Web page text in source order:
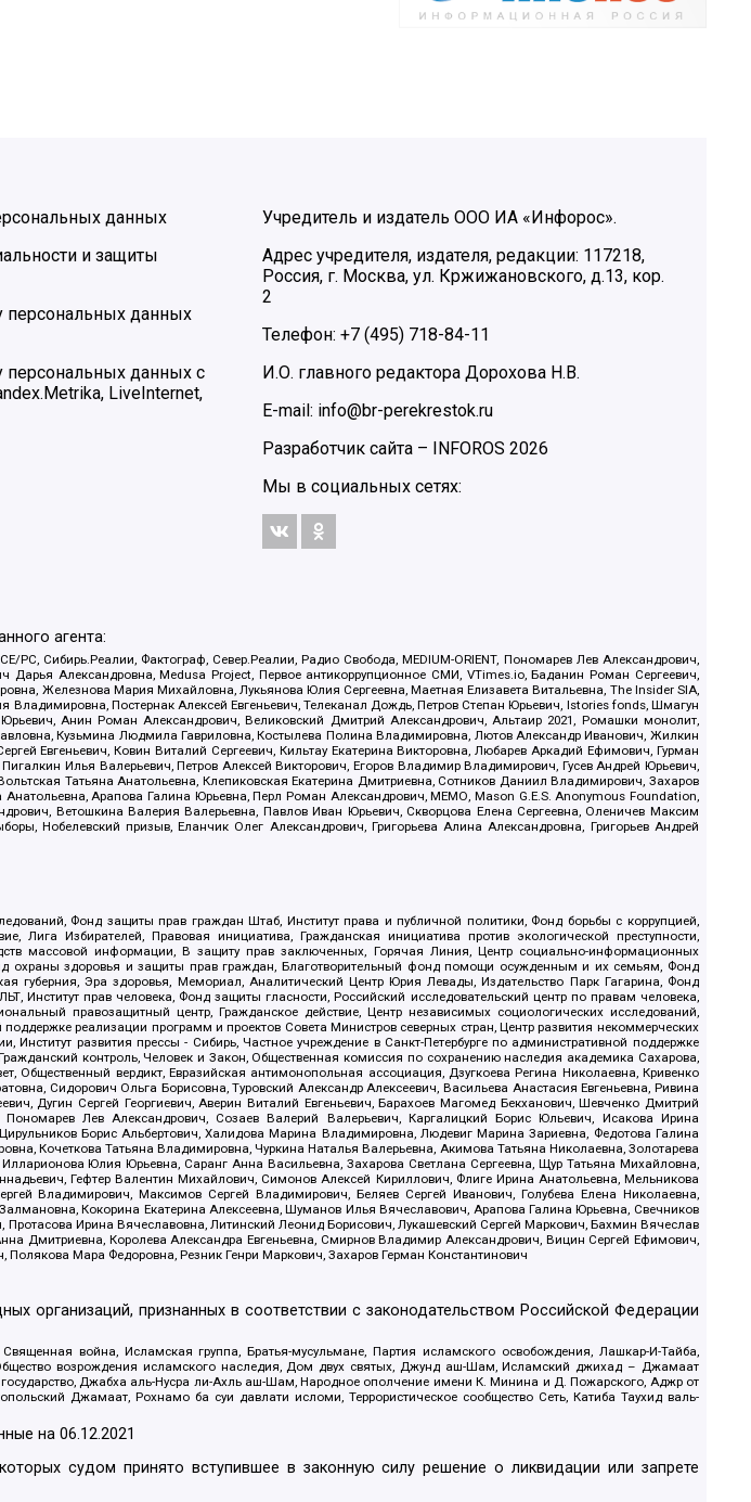
данных
и защиты
персональных данных
персональных данных с
LiveInternet,
Учредитель и издатель ООО ИА «Инфорос».
Адрес учредителя, издателя, редакции: 117218,
Россия, г. Москва, ул. Кржижановского, д.13, кор.
2
Телефон: +7 (495) 718-84-11
И.О. главного редактора Дорохова Н.В.
E-mail: info@br-perekrestok.ru
Разработчик сайта – INFOROS 2026
Мы в социальных сетях:
агента:
Сибирь.Реалии, Фактограф, Север.Реалии, Радио Свобода, MEDIUM-ORIENT, Пономарев Лев Александрович,
Александровна, Medusa Project, Первое антикоррупционное СМИ, VTimes.io, Баданин Роман Сергеевич,
Железнова Мария Михайловна, Лукьянова Юлия Сергеевна, Маетная Елизавета Витальевна, The Insider SIA,
Постернак Алексей Евгеньевич, Телеканал Дождь, Петров Степан Юрьевич, Istories fonds, Шмагун
Анин Роман Александрович, Великовский Дмитрий Александрович, Альтаир 2021, Ромашки монолит,
Кузьмина Людмила Гавриловна, Костылева Полина Владимировна, Лютов Александр Иванович, Жилкин
Евгеньевич, Ковин Виталий Сергеевич, Кильтау Екатерина Викторовна, Любарев Аркадий Ефимович, Гурман
Илья Валерьевич, Петров Алексей Викторович, Егоров Владимир Владимирович, Гусев Андрей Юрьевич,
Татьяна Анатольевна, Клепиковская Екатерина Дмитриевна, Сотников Даниил Владимирович, Захаров
Арапова Галина Юрьевна, Перл Роман Александрович, МЕМО, Mason G.E.S. Anonymous Foundation,
Ветошкина Валерия Валерьевна, Павлов Иван Юрьевич, Скворцова Елена Сергеевна, Оленичев Максим
Нобелевский призыв, Еланчик Олег Александрович, Григорьева Алина Александровна, Григорьев Андрей
Фонд защиты прав граждан Штаб, Институт права и публичной политики, Фонд борьбы с коррупцией,
Избирателей, Правовая инициатива, Гражданская инициатива против экологической преступности,
массовой информации, В защиту прав заключенных, Горячая Линия, Центр социально-информационных
охраны здоровья и защиты прав граждан, Благотворительный фонд помощи осужденным и их семьям, Фонд
губерния, Эра здоровья, Мемориал, Аналитический Центр Юрия Левады, Издательство Парк Гагарина, Фонд
прав человека, Фонд защиты гласности, Российский исследовательский центр по правам человека,
правозащитный центр, Гражданское действие, Центр независимых социологических исследований,
реализации программ и проектов Совета Министров северных стран, Центр развития некоммерческих
развития прессы - Сибирь, Частное учреждение в Санкт-Петербурге по административной поддержке
контроль, Человек и Закон, Общественная комиссия по сохранению наследия академика Сахарова,
вердикт, Евразийская антимонопольная ассоциация, Дзугкоева Регина Николаевна, Кривенко
Сидорович Ольга Борисовна, Туровский Александр Алексеевич, Васильева Анастасия Евгеньевна, Ривина
Дугин Сергей Георгиевич, Аверин Виталий Евгеньевич, Барахоев Магомед Бекханович, Шевченко Дмитрий
Лев Александрович, Созаев Валерий Валерьевич, Каргалицкий Борис Юльевич, Исакова Ирина
Борис Альбертович, Халидова Марина Владимировна, Людевиг Марина Зариевна, Федотова Галина
Кочеткова Татьяна Владимировна, Чуркина Наталья Валерьевна, Акимова Татьяна Николаевна, Золотарева
Юлия Юрьевна, Саранг Анна Васильевна, Захарова Светлана Сергеевна, Щур Татьяна Михайловна,
Гефтер Валентин Михайлович, Симонов Алексей Кириллович, Флиге Ирина Анатольевна, Мельникова
Владимирович, Максимов Сергей Владимирович, Беляев Сергей Иванович, Голубева Елена Николаевна,
Кокорина Екатерина Алексеевна, Шуманов Илья Вячеславович, Арапова Галина Юрьевна, Свечников
Ирина Вячеславовна, Литинский Леонид Борисович, Лукашевский Сергей Маркович, Бахмин Вячеслав
Дмитриевна, Королева Александра Евгеньевна, Смирнов Владимир Александрович, Вицин Сергей Ефимович,
Мара Федоровна, Резник Генри Маркович, Захаров Герман Константинович
организаций, признанных в соответствии с законодательством Российской Федерации
война, Исламская группа, Братья-мусульмане, Партия исламского освобождения, Лашкар-И-Тайба,
возрождения исламского наследия, Дом двух святых, Джунд аш-Шам, Исламский джихад – Джамаат
Джабха аль-Нусра ли-Ахль аш-Шам, Народное ополчение имени К. Минина и Д. Пожарского, Аджр от
Джамаат, Рохнамо ба суи давлати исломи, Террористическое сообщество Сеть, Катиба Таухид валь-
на06.12.2021
судом принято вступившее в законную силу решение о ликвидации или запрете